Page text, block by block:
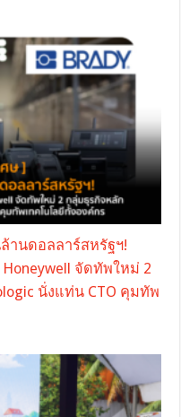
านดอลลาร์สหรัฐฯ!
จัดทัพใหม่ 2
นั่งแท่น CTO คุมทัพ